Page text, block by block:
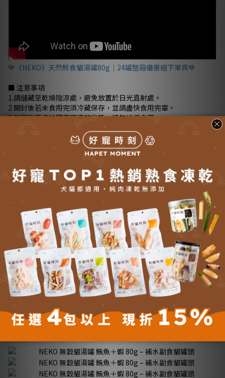
🤎《NEKO》天然鮮食貓湯罐80g｜24罐整箱優惠組下單頁🤎
■ 注意事項
1.請儲藏至乾燥陰涼處，避免放置於日光直射處。
2.開封後若未食用完須冷藏保存，並請盡快食用完畢。
3.如寵物正處於腸胃不適的狀態，請勿給予食用
放置陰涼乾燥處保存，避免陽光直射。開封後請盡早食用完畢。
※食品一經拆封，恕不退換貨。
A：此款為 副食補水罐，建議與主食乾糧或主食罐搭配使用，可視
貓咪需要補水與提升食慾的頻率餵食，不建議單獨替代主餐。
Q2：這款湯罐適合哪些貓咪？
A：適合所有年齡貓咪，特別是喝水少、挑食或天氣炎熱時，需要補
水與提升食慾的毛孩。湯汁濃郁、香氣誘人，有助吸引進食。
Q3：開封後怎麼保存最安全？
A：開封後請立即冷藏保存並盡早食用完畢，以確保風味與食品安
全。可稍加溫（不燙口）提升香氣，讓貓咪更愛喝湯。
更多說明